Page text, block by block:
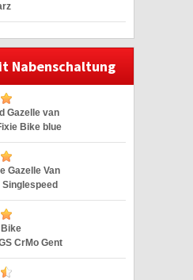
black 28″
Nabenschaltung
Gazelle van
Bike blue
Gazelle Van
Bike
CrMo Gent
28″